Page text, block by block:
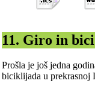
11. Giro in bici
Prošla je još jedna
biciklijada u prekrasnoj